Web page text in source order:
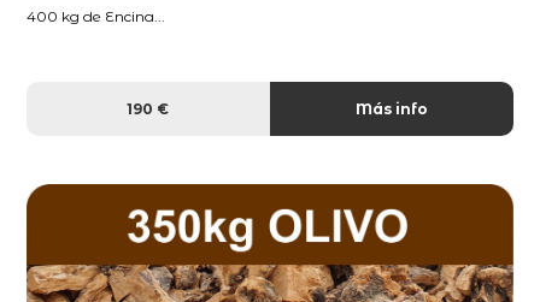
400 kg de Encina...
190 € Más info